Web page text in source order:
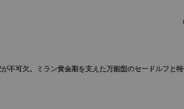
不可欠。ミラン黄金期を支えた万能型のセードルフと